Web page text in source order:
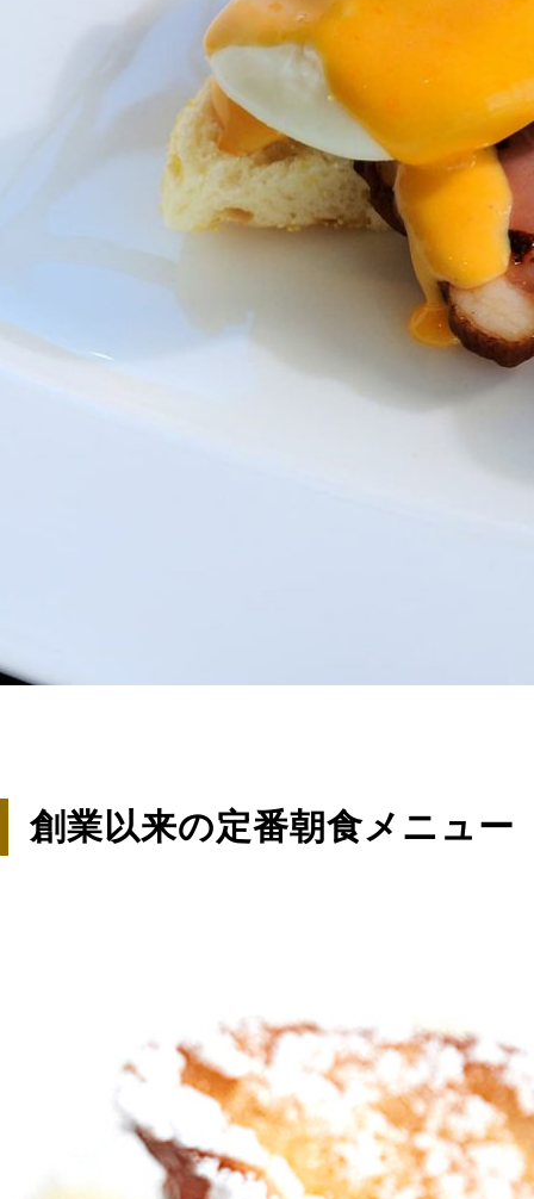
創業以来の定番朝食メニュ